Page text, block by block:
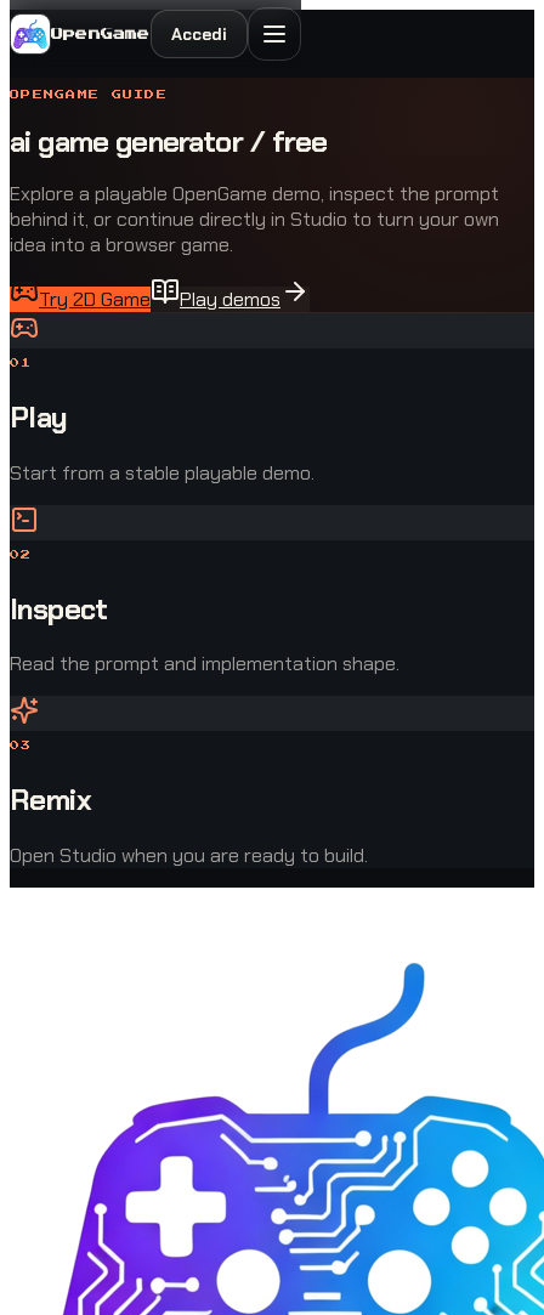
OpenGame Accedi
OPENGAME GUIDE
ai game generator / free
Explore a playable OpenGame demo, inspect the prompt
behind it, or continue directly in Studio to turn your own
idea into a browser game.
Try 2D Game Play demos
0 1
Play
Start from a stable playable demo.
02
Inspect
Read the prompt and implementation shape.
03
Remix
Open Studio when you are ready to build.